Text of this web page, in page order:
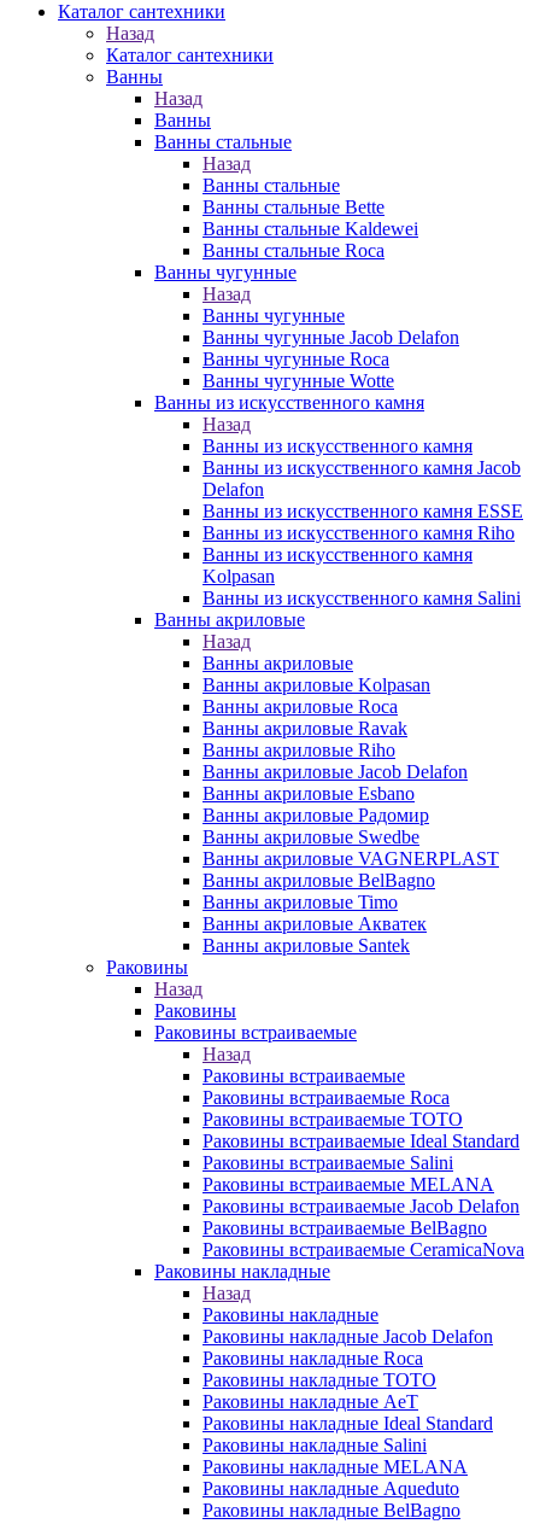
Каталог сантехники
Назад
Каталог сантехники
Ванны
Назад
Ванны
Ванны стальные
Назад
Ванны стальные
Ванны стальные Bette
Ванны стальные Kaldewei
Ванны стальные Roca
Ванны чугунные
Назад
Ванны чугунные
Ванны чугунные Jacob Delafon
Ванны чугунные Roca
Ванны чугунные Wotte
Ванны из искусственного камня
Назад
Ванны из искусственного камня
Ванны из искусственного камня Jacob
Delafon
Ванны из искусственного камня ESSE
Ванны из искусственного камня Riho
Ванны из искусственного камня
Kolpasan
Ванны из искусственного камня Salini
Ванны акриловые
Назад
Ванны акриловые
Ванны акриловые Kolpasan
Ванны акриловые Roca
Ванны акриловые Ravak
Ванны акриловые Riho
Ванны акриловые Jacob Delafon
Ванны акриловые Esbano
Ванны акриловые Радомир
Ванны акриловые Swedbe
Ванны акриловые VAGNERPLAST
Ванны акриловые BelBagno
Ванны акриловые Timo
Ванны акриловые Акватек
Ванны акриловые Santek
Раковины
Назад
Раковины
Раковины встраиваемые
Назад
Раковины встраиваемые
Раковины встраиваемые Roca
Раковины встраиваемые TOTO
Раковины встраиваемые Ideal Standard
Раковины встраиваемые Salini
Раковины встраиваемые MELANA
Раковины встраиваемые Jacob Delafon
Раковины встраиваемые BelBagno
Раковины встраиваемые CeramicaNova
Раковины накладные
Назад
Раковины накладные
Раковины накладные Jacob Delafon
Раковины накладные Roca
Раковины накладные TOTO
Раковины накладные AeT
Раковины накладные Ideal Standard
Раковины накладные Salini
Раковины накладные MELANA
Раковины накладные Aqueduto
Раковины накладные BelBagno